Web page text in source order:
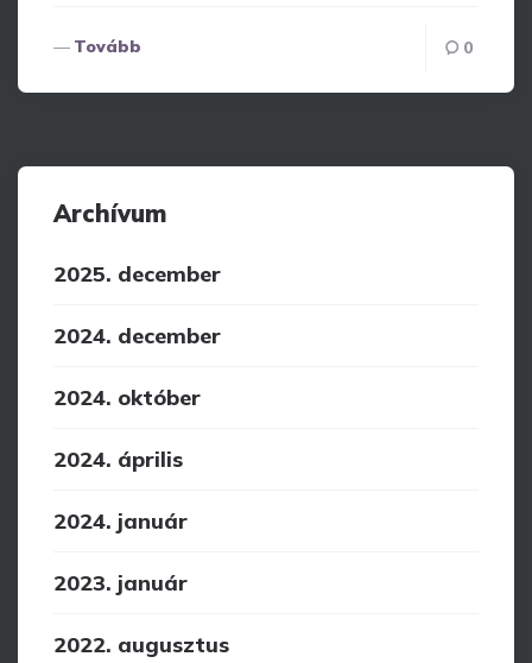
Tovább 0
Archívum
2025. december
2024. december
2024. október
2024. április
2024. január
2023. január
2022. augusztus